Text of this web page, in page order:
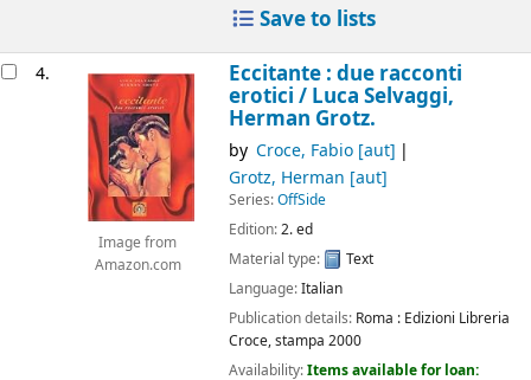
Save to lists
4.
Image from
Amazon.com
Eccitante : due racconti
erotici / Luca Selvaggi,
Herman Grotz.
by Croce, Fabio[aut]
Grotz, Herman [aut]
Series:OffSide
Edition:2. ed
Material type:
Text
Language:Italian
Publication details: Roma : Edizioni Libreria
Croce,stampa 2000
Availability:Items available for loan: